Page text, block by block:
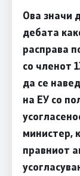
Ова значи
дебата
расправа
со членот
да се
на ЕУ со
министер,
правниот